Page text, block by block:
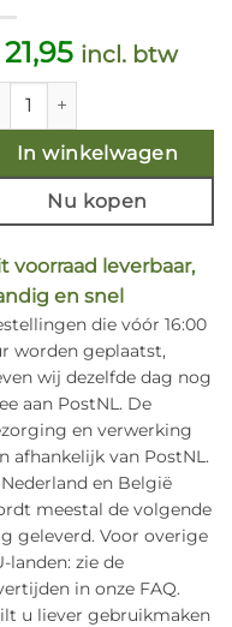
incl. btw
Child 30ml. Animal
In winkelwagen
Nu kopen
voorraad leverbaar,
en snel
die vóór 16:00
worden geplaatst,
wij dezelfde dag nog
aan PostNL. De
en verwerking
afhankelijk van PostNL.
en België
meestal de volgende
geleverd. Voor overige
landen: zie de
in onze FAQ.
u liever gebruikmaken